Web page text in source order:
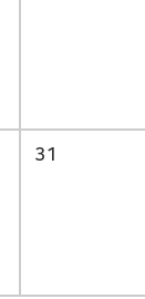
31